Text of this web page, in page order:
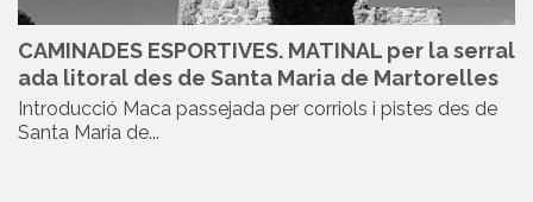
CAMINADES ESPORTIVES. MATINAL per la serral
ada litoral des de Santa Maria de Martorelles
Introducció Maca passejada per corriols i pistes des de
Santa Maria de...